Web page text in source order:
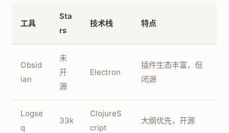
工具
Sta
rs
技术栈 特点
Obsid
ian
未
开
源
Electron
插件生态丰富，但
闭源
Logse
q
33k
ClojureS
cript
大纲优先，开源